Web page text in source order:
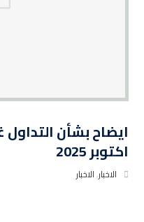
اكتوبر 2025
الاخبار,الاخبار